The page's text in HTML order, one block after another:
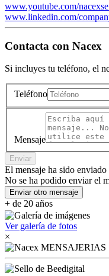
www.youtube.com/
www.linkedin.com/
Contacta con Nacex
Si incluyes tu teléfono, el
Teléfono
Mensaje
Enviar
El mensaje ha sido enviado
No se ha podido enviar el
Enviar otro mensaje
+ de 20 años
Ver galería de fotos
×